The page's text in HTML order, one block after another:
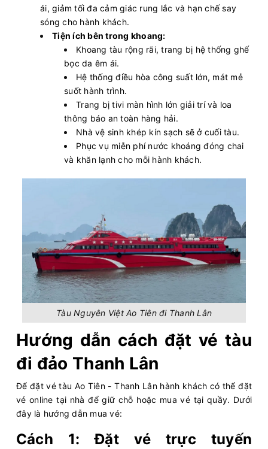
ái, giảm tối đa cảm giác rung lắc và hạn chế say
sóng cho hành khách.
Tiện ích bên trong khoang:
Khoang tàu rộng rãi, trang bị hệ thống ghế
bọc da êm ái.
Hệ thống điều hòa công suất lớn, mát mẻ
suốt hành trình.
Trang bị tivi màn hình lớn giải trí và loa
thông báo an toàn hàng hải.
Nhà vệ sinh khép kín sạch sẽ ở cuối tàu.
Phục vụ miễn phí nước khoáng đóng chai
và khăn lạnh cho mỗi hành khách.
Tàu Nguyên Việt Ao Tiên đi Thanh Lân
Hướng dẫn cách đặt vé tàu
đi đảo Thanh Lân
Để đặt vé tàu Ao Tiên - Thanh Lân hành khách có thể đặt
vé online tại nhà để giữ chỗ hoặc mua vé tại quầy. Dưới
đây là hướng dẫn mua vé:
Cách 1: Đặt vé trực tuyến